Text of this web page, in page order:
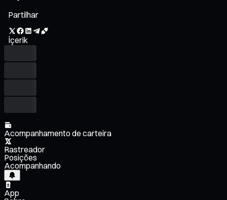
Partilhar
İçerik
Acompanhamento de carteira
Rastreador
Posições
Acompanhando
App